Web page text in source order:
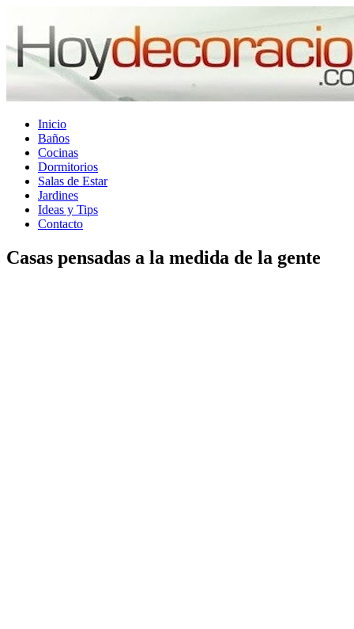
Inicio
Baños
Cocinas
Dormitorios
Salas de Estar
Jardines
Ideas y Tips
Contacto
Casas pensadas a la medida de la gente